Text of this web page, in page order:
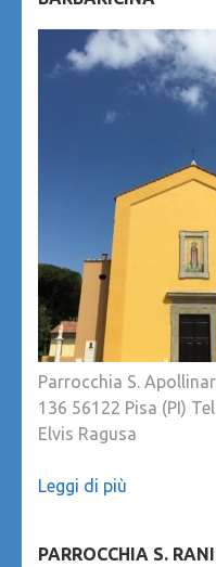
Parrocchia S.
136 56122 Pisa (PI)
Elvis Ragusa
Leggi di più
PARROCCHIA S.